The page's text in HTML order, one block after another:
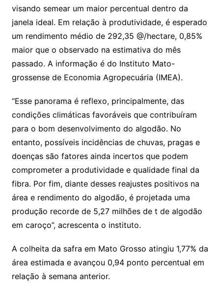
visando semear um maior percentual dentro da
janela ideal. Em relação à produtividade, é esperado
um rendimento médio de 292,35 @/hectare, 0,85%
maior que o observado na estimativa do mês
passado. A informação é do Instituto Mato-
grossense de Economia Agropecuária (IMEA).
“Esse panorama é reflexo, principalmente, das
condições climáticas favoráveis que contribuíram
para o bom desenvolvimento do algodão. No
entanto, possíveis incidências de chuvas, pragas e
doenças são fatores ainda incertos que podem
comprometer a produtividade e qualidade final da
fibra. Por fim, diante desses reajustes positivos na
área e rendimento do algodão, é projetada uma
produção recorde de 5,27 milhões de t de algodão
em caroço”, acrescenta o instituto.
A colheita da safra em Mato Grosso atingiu 1,77% da
área estimada e avançou 0,94 ponto percentual em
relação à semana anterior.